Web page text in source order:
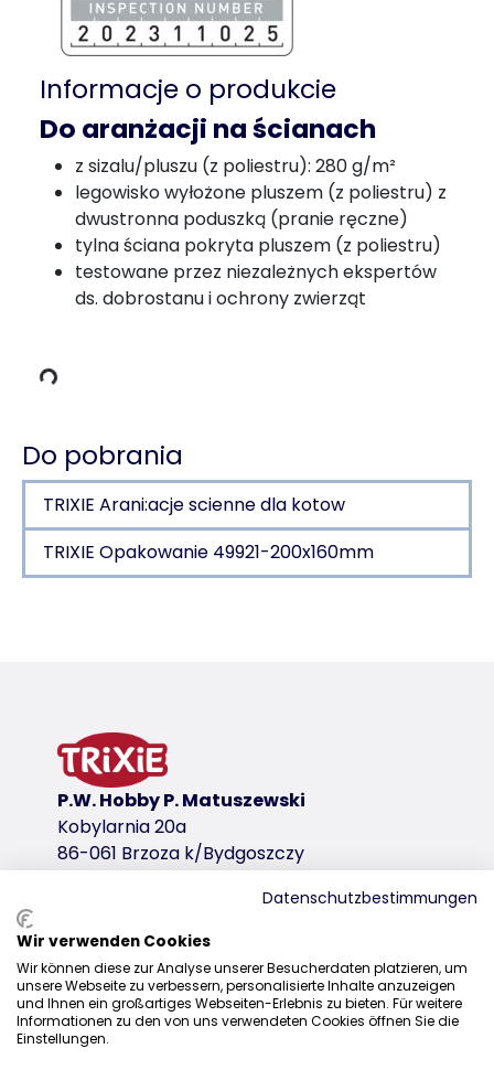
Informacje o produkcie
Do aranżacji na ścianach
z sizalu/pluszu (z poliestru): 280 g/m²
legowisko wyłożone pluszem (z poliestru) z
dwustronna poduszką (pranie ręczne)
tylna ściana pokryta pluszem (z poliestru)
testowane przez niezależnych ekspertów
ds. dobrostanu i ochrony zwierząt
Do pobrania
TRIXIE Arani:acje scienne dla kotow
TRIXIE Opakowanie 49921-200x160mm
z sizalu/pluszu (z poliestru): 280 g/m²
legowisko wyłożone pluszem (z poliestru) z
tylna ściana pokryta pluszem (z poliestru)
testowane przez niezależnych ekspertów ds.
wariant produktu
wariant produktu: unikalny numer
Powierzchnia podstawy
Wymiary
42 × 29 × 28 cm
P.W. Hobby P. Matuszewski
Kobylarnia 20a
86-061 Brzoza k/Bydgoszczy
Dystrybucja
+48 52 381 07 31
kontakt@trixiepolska.pl
Datenschutzbestimmungen
Wir verwenden Cookies
Wir können diese zur Analyse unserer Besucherdaten platzieren, um
unsere Webseite zu verbessern, personalisierte Inhalte anzuzeigen
und Ihnen ein großartiges Webseiten-Erlebnis zu bieten. Für weitere
Informationen zu den von uns verwendeten Cookies öffnen Sie die
Einstellungen.